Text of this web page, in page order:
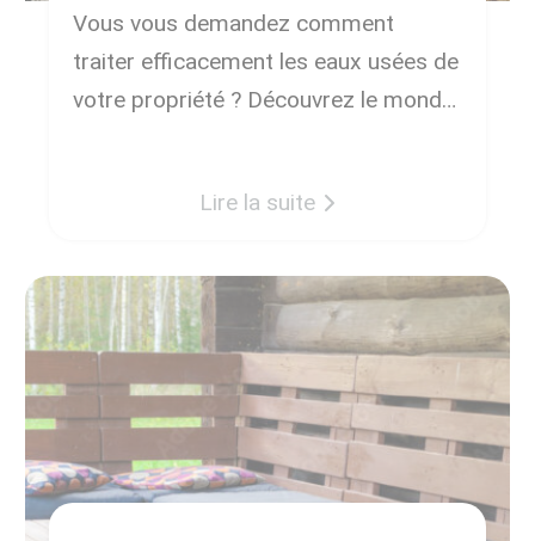
Vous vous demandez comment
traiter efficacement les eaux usées de
votre propriété ? Découvrez le monde
chaque propriétaire immobilier
L’assainissement individuel : qu’est-ce
que c’est ? L’assainissement individuel,
Lire la suite